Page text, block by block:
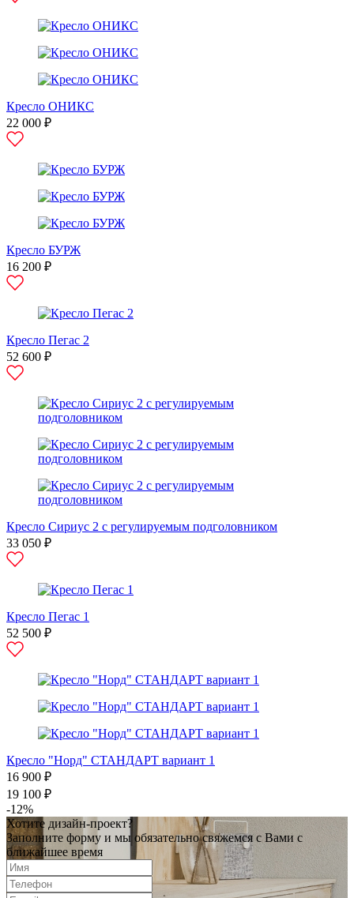
Кресло ОНИКС
22 000 ₽
Кресло БУРЖ
16 200 ₽
Кресло Пегас 2
52 600 ₽
Кресло Сириус 2 с регулируемым подголовником
33 050 ₽
Кресло Пегас 1
52 500 ₽
Кресло "Норд" СТАНДАРТ вариант 1
16 900 ₽
19 100 ₽
-12%
Хотите дизайн-проект?
Заполните форму и мы обязательно свяжемся с Вами с
ближайшее время